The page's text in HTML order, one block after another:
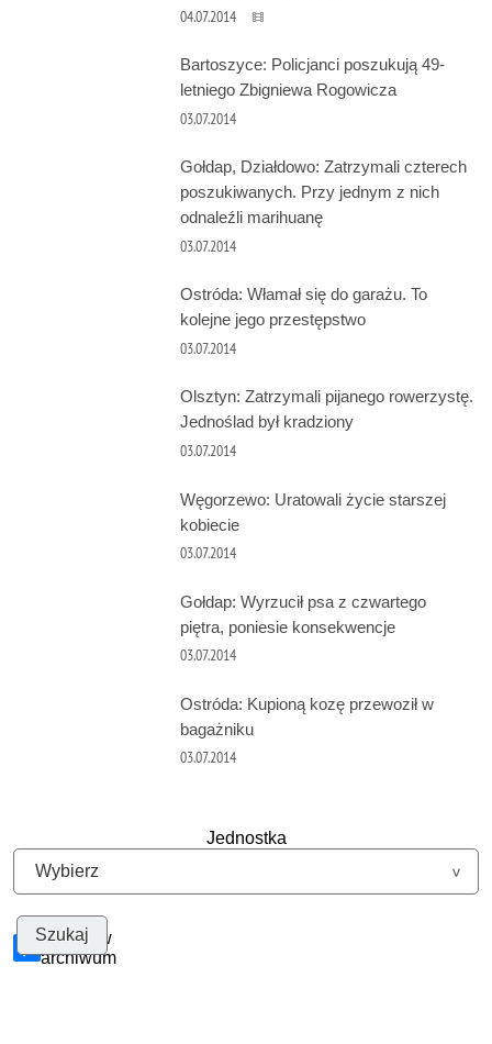
04.07.2014
Bartoszyce: Policjanci poszukują 49-
letniego Zbigniewa Rogowicza
03.07.2014
Gołdap, Działdowo: Zatrzymali czterech
poszukiwanych. Przy jednym z nich
odnaleźli marihuanę
03.07.2014
Ostróda: Włamał się do garażu. To
kolejne jego przestępstwo
03.07.2014
Olsztyn: Zatrzymali pijanego rowerzystę.
Jednoślad był kradziony
03.07.2014
Węgorzewo: Uratowali życie starszej
kobiecie
03.07.2014
Gołdap: Wyrzucił psa z czwartego
piętra, poniesie konsekwencje
03.07.2014
Ostróda: Kupioną kozę przewoził w
bagażniku
03.07.2014
Jednostka
Szukaj w
archiwum